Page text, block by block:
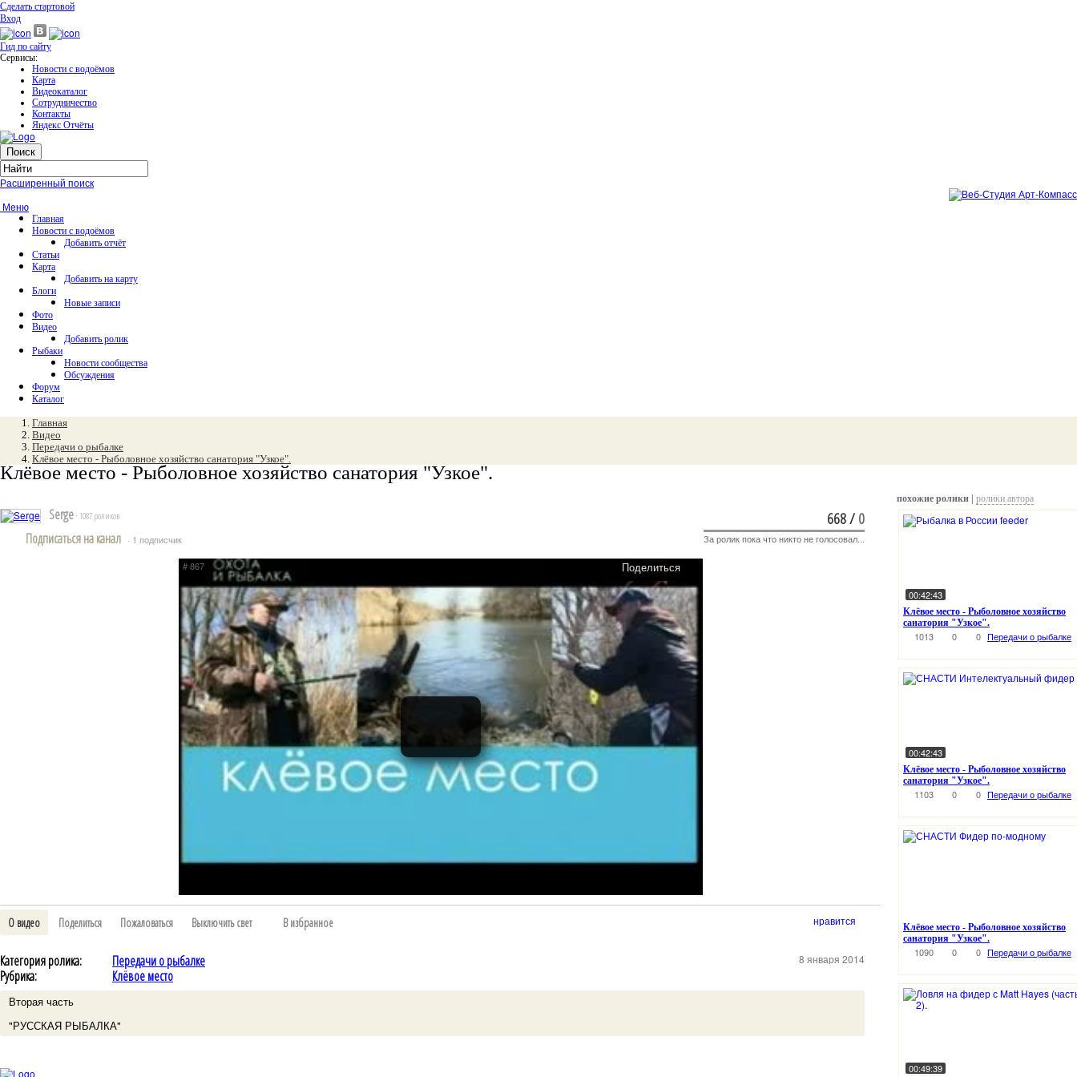
Сделать стартовой
Вход
Гид по сайту
Сервисы:
Новости с водоёмов
Карта
Видеокаталог
Сотрудничество
Контакты
Яндекс Отчёты
Расширенный поиск
Меню
Главная
Новости с водоёмов
Добавить отчёт
Статьи
Карта
Добавить на карту
Блоги
Новые записи
Фото
Видео
Добавить ролик
Рыбаки
Новости сообщества
Обсуждения
Форум
Каталог
Главная
Видео
Передачи о рыбалке
Клёвое место - Рыболовное хозяйство санатория "Узкое".
Клёвое место - Рыболовное хозяйство санатория "Узкое".
Serge · 1087 роликов
Подписаться на канал · 1 подписчик
# 867 Поделиться
668/0
За ролик пока что никто не голосовал...
нравится
О видео Поделиться Пожаловаться Выключить свет В избранное
Категория ролика:
Передачи о рыбалке
Рубрика:
Клёвое место
Вторая часть
"РУССКАЯ РЫБАЛКА"
8 января 2014
похожие ролики | ролики автора
00:42:43
Клёвое место - Рыболовное хозяйство
санатория "Узкое".
1013 0 0 Передачи о рыбалке
00:42:43
Клёвое место - Рыболовное хозяйство
санатория "Узкое".
1103 0 0 Передачи о рыбалке
Клёвое место - Рыболовное хозяйство
санатория "Узкое".
1090 0 0 Передачи о рыбалке
00:49:39